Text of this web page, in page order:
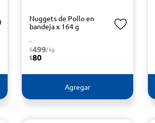
Nuggets de Pollo en
bandeja x 164 g
-
$499/ kg
$80
Agregar